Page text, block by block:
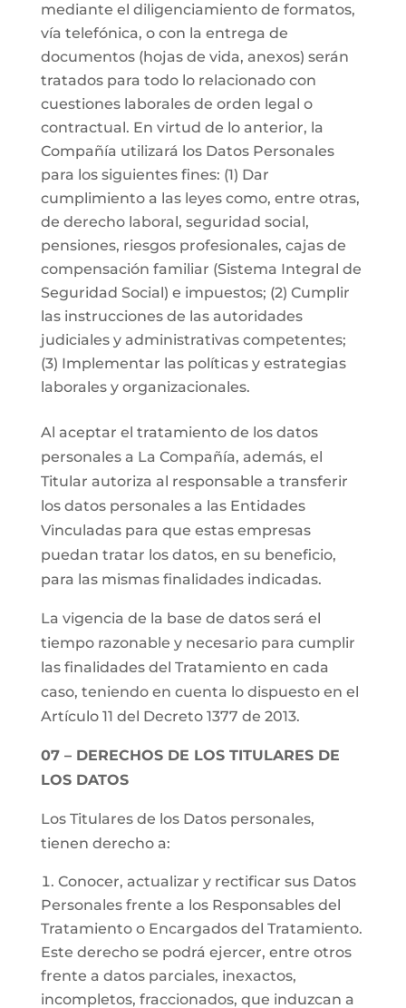
mediante el diligenciamiento de formatos,
vía telefónica, o con la entrega de
documentos (hojas de vida, anexos) serán
tratados para todo lo relacionado con
cuestiones laborales de orden legal o
contractual. En virtud de lo anterior, la
Compañía utilizará los Datos Personales
para los siguientes fines: (1) Dar
cumplimiento a las leyes como, entre otras,
de derecho laboral, seguridad social,
pensiones, riesgos profesionales, cajas de
compensación familiar (Sistema Integral de
Seguridad Social) e impuestos; (2) Cumplir
las instrucciones de las autoridades
judiciales y administrativas competentes;
(3) Implementar las políticas y estrategias
laborales y organizacionales.
Al aceptar el tratamiento de los datos
personales a La Compañía, además, el
Titular autoriza al responsable a transferir
los datos personales a las Entidades
Vinculadas para que estas empresas
puedan tratar los datos, en su beneficio,
para las mismas finalidades indicadas.
La vigencia de la base de datos será el
tiempo razonable y necesario para cumplir
las finalidades del Tratamiento en cada
caso, teniendo en cuenta lo dispuesto en el
Artículo 11 del Decreto 1377 de 2013.
07 – DERECHOS DE LOS TITULARES DE
LOS DATOS
Los Titulares de los Datos personales,
tienen derecho a:
Conocer, actualizar y rectificar sus Datos
Personales frente a los Responsables del
Tratamiento o Encargados del Tratamiento.
Este derecho se podrá ejercer, entre otros
frente a datos parciales, inexactos,
incompletos, fraccionados, que induzcan a